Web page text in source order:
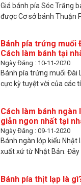
Giá bánh pía Sóc Trăng
được Cơ sở bánh Thuận
Bánh pía trứng muối
Cách làm bánh tại
Ngày Đăng : 10-11-2020
Bánh pía trứng muối Đài
cực kỳ tuyệt vời của các
Cách làm bánh ngàn
giản ngon nhất tại
Ngày Đăng : 09-11-2020
Bánh ngàn lớp kiểu Nhật
xuất xứ từ Nhật Bản. Đây
Bánh pía thịt lạp là